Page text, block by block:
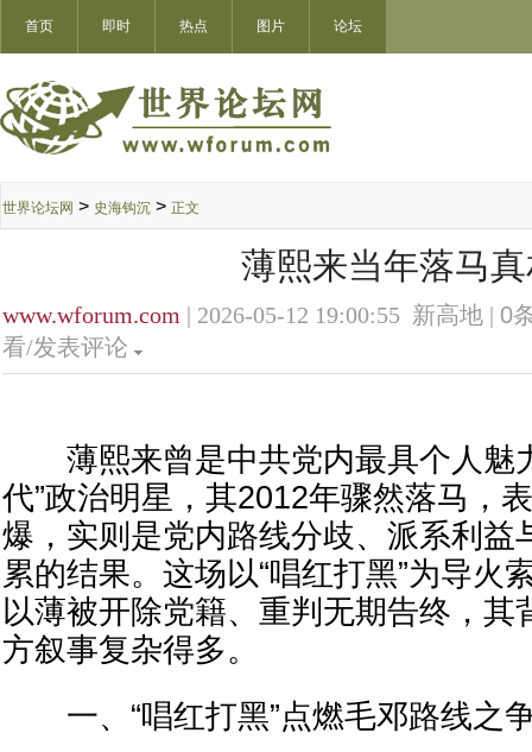
首页 即时 热点 图片 论坛
世界论坛网 > 史海钩沉 > 正文
薄熙来当年落马
www.wforum.com | 2026-05-12 19:00:55 新高地 | 0
看/发表评论
薄熙来曾是中共党内最具个人魅
代”政治明星，其2012年骤然落马，
爆，实则是党内路线分歧、派系利益
累的结果。这场以“唱红打黑”为导火
以薄被开除党籍、重判无期告终，其
方叙事复杂得多。
一、“唱红打黑”点燃毛邓路线之